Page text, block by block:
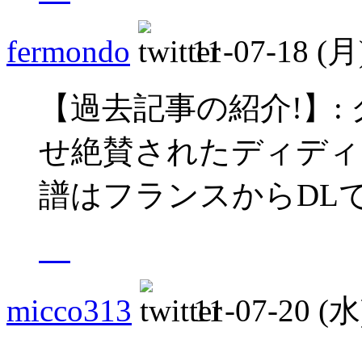
fermondo
11-07-18 (
【過去記事の紹介!】
せ絶賛されたディデ
譜はフランスからDL
micco313
11-07-20 (